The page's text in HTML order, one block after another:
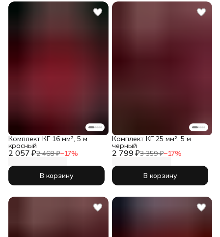
2 057 ₽2 468 ₽−17%
Комплект КГ 16 мм², 5 м
красный
В корзину
2 799 ₽3 359 ₽−17%
Комплект КГ 25 мм², 5 м
черный
В корзину